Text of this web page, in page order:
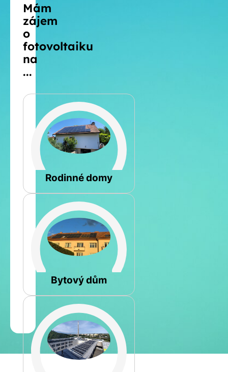
Mám
zájem
o
fotovoltaiku
na
...
Rodinné domy
Bytový dům
Šikmá
Jiná
Spočítat
kalkulaci
Jméno
a
příjmení